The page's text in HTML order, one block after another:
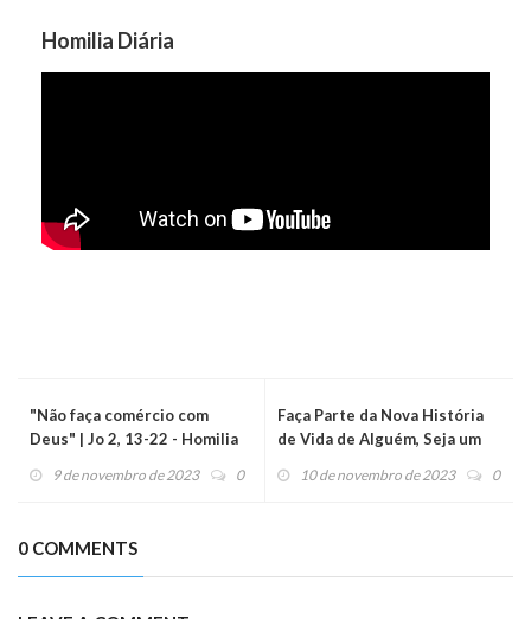
Homilia Diária
"Não faça comércio com
Deus" | Jo 2, 13-22 - Homilia
9 de novembro de 2023 0
Faça Parte da Nova História
de Vida de Alguém, Seja um
10 de novembro de 2023 0
0 COMMENTS